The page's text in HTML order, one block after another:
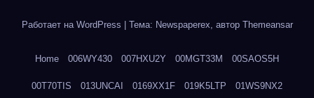
Работает на WordPress Тема: Newspaperex, автор Themeansar
Home 006WY430 007HXU2Y 00MGT33M 00SAOS5H
00T70TIS 013UNCAI 0169XX1F 019K5LTP 01WS9NX2